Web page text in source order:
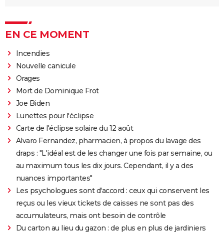
EN CE MOMENT
Incendies
Nouvelle canicule
Orages
Mort de Dominique Frot
Joe Biden
Lunettes pour l'éclipse
Carte de l'éclipse solaire du 12 août
Alvaro Fernandez, pharmacien, à propos du lavage des
draps : "L'idéal est de les changer une fois par semaine, ou
au maximum tous les dix jours. Cependant, il y a des
nuances importantes"
Les psychologues sont d'accord : ceux qui conservent les
reçus ou les vieux tickets de caisses ne sont pas des
accumulateurs, mais ont besoin de contrôle
Du carton au lieu du gazon : de plus en plus de jardiniers